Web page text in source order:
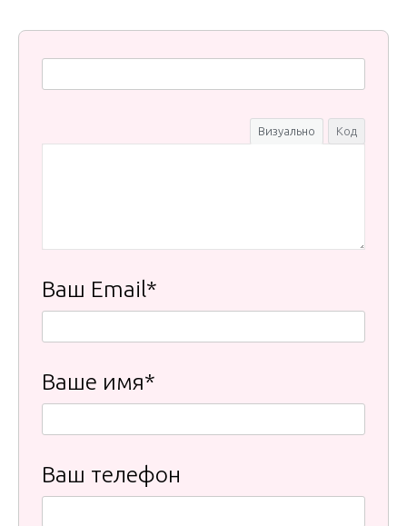
Визуально Код
Ваш Email*
Ваше имя*
Ваш телефон